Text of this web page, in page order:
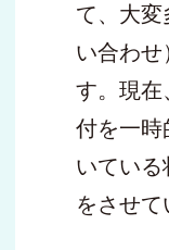
て、大変
い合わせ
す。現在
付を一時
いている
をさせて